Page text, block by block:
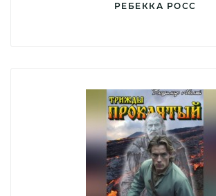
РЕБЕККА РОСС